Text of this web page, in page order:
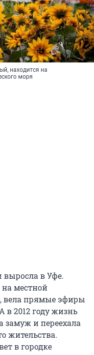
находится на
моря
в Уфе.
на местной
вела прямые эфиры
в 2012 году жизнь
замуж и переехала
жительства.
в городке